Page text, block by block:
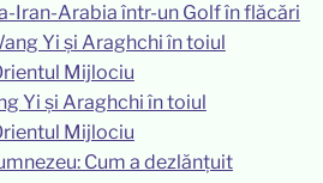
Iran-Arabia într-un Golf în flăcări
Yi și Araghchi în toiul
Mijlociu